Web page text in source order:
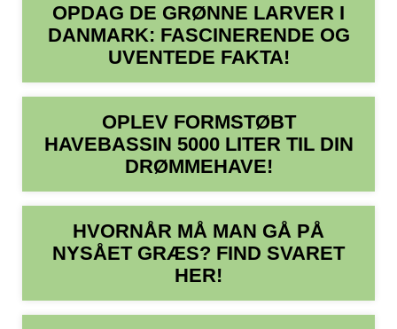
OPDAG DE GRØNNE LARVER I
DANMARK: FASCINERENDE OG
UVENTEDE FAKTA!
OPLEV FORMSTØBT
HAVEBASSIN 5000 LITER TIL DIN
DRØMMEHAVE!
HVORNÅR MÅ MAN GÅ PÅ
NYSÅET GRÆS? FIND SVARET
HER!